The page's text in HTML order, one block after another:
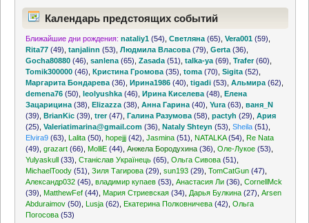
Календарь предстоящих событий
Ближайшие дни рождения: nataliy1 (54) ,Светляна (65) ,Vera001 (59)
Rita77 (49) ,tanjalinn (53) ,Людмила Власова (79) ,Gerta (36)
Gocha80880 (46) ,sanlena (65) ,Zasada (51) ,talka-ya (69) ,Trafer(60)
Tomik300000 (46) ,Кристина Громова (35) ,toma (70) ,Sigita (52)
Маргарита Бондарева (36) ,Ирина1986 (40) ,tigadi (53) ,Альмира (62)
demena76 (50) ,leolyushka (46) ,Ирина Киселева (48) ,Елена
Зацарицина (38) ,Elizazza (38) ,Анна Гарина (40) ,Yura (63) ,ваня_N
(39) ,BrianKic (39) ,trer(47) ,Галина Разумова (58) ,pactyh (29) ,Ария
(25) ,Valeriatimarina@gmail.com (36) ,Nataly Shteyn (53) ,Sheila (51)
Elvira9 (63) Lalita (50) ,hopejjj (42) ,Jasmina (51) NATALKA(54)
Re Nata
(49) ,grazart (66) MolliE (44) ,Анжела Бородухина (36) ,Оле-Лукое (53)
Yulyaskull (33) ,Станіслав Українець (65) ,Ольга Сивова (51)
MichaelToody (51) ,Зиля Тагирова (29) ,sun193 (29) ,TomCatGun (47)
Александр032 (45) ,владимир купаев (53) ,Анастасия Ли (36) ,CornellMck
(39)
MatthewFef (44) Мария Стриевская (34) Дарья Булкина (27) ,Arsen
Abduraimov (50) Lusja (62) Екатерина Полковничева (42) ,Ольга
Погосова (53)